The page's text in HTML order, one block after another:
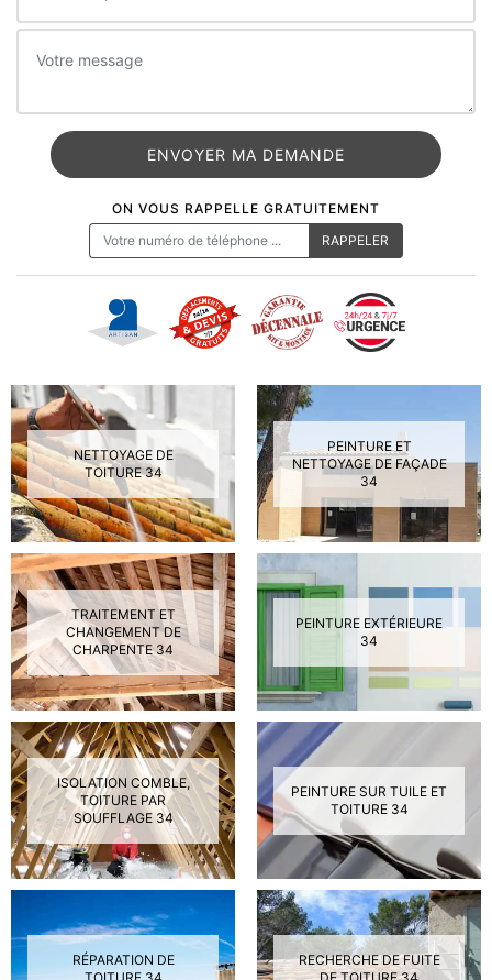
ON VOUS RAPPELLE GRATUITEMENT
NETTOYAGE DE
TOITURE 34
PEINTURE ET
NETTOYAGE DE FAÇADE
34
TRAITEMENT ET
CHANGEMENT DE
CHARPENTE 34
PEINTURE EXTÉRIEURE
34
ISOLATION COMBLE,
TOITURE PAR
SOUFFLAGE 34
PEINTURE SUR TUILE ET
TOITURE 34
RÉPARATION DE
RECHERCHE DE FUITE